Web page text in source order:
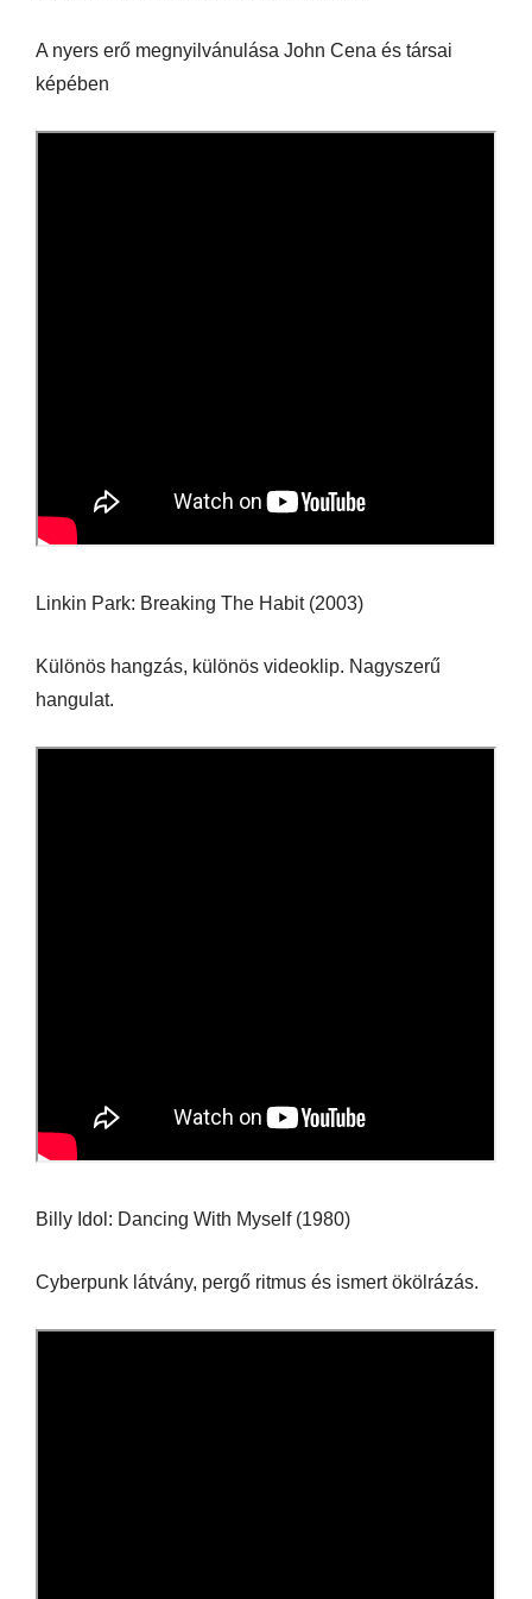
A nyers erő megnyilvánulása John Cena és társai
képében
Linkin Park: Breaking The Habit (2003)
Különös hangzás, különös videoklip. Nagyszerű
hangulat.
Billy Idol: Dancing With Myself (1980)
Cyberpunk látvány, pergő ritmus és ismert ökölrázás.